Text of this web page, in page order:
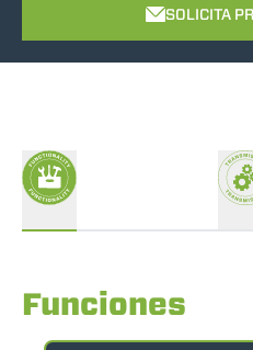
SOLICITA
Funciones